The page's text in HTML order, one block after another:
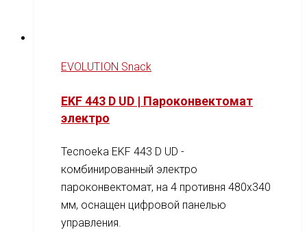
EVOLUTION Snack
EKF 443 D UD | Пароконвектомат
электро
Tecnoeka EKF 443 D UD -
комбинированный электро
пароконвектомат, на 4 противня 480x340
мм, оснащен цифровой панелью
управления.